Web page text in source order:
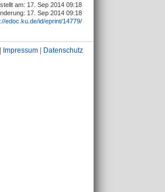
am: 17. Sep 2014 09:18
17. Sep 2014 09:18
edoc.ku.de/id/eprint/14779/
Impressum Datenschutz